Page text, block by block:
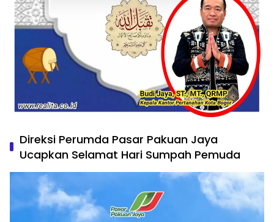
Direksi Perumda Pasar Pakuan Jaya
Ucapkan Selamat Hari Sumpah Pemuda